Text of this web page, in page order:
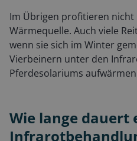
Im Übrigen profitieren
Wärmequelle. Auch viele
wenn sie sich im Winter
Vierbeinern unter den
Pferdesolariums
Wie lange dauert